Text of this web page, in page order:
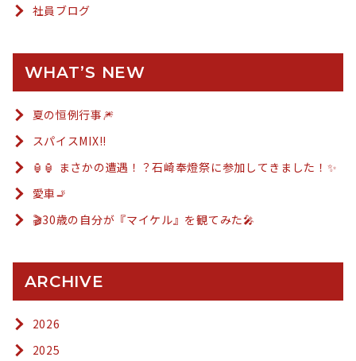
社員ブログ
WHAT’S NEW
夏の恒例行事🎆
スパイスMIX!!
🏮🏮 まさかの遭遇！？石崎奉燈祭に参加してきました！✨
愛車🚬
🎬30歳の自分が『マイケル』を観てみた🎤
ARCHIVE
2026
2025